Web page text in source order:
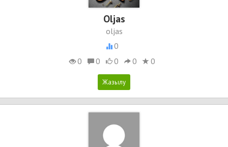
Oljas
oljas
0
0
0 0 0 0